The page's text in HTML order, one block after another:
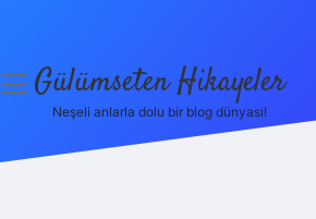
menüyüGülümseten Hikayeler
Neşeli anlarla dolu bir blog dünyası!